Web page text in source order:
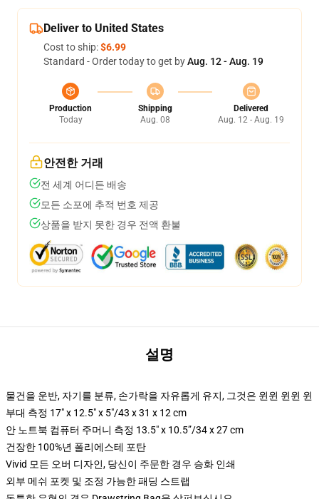
Deliver to United States
Cost to ship:$6.99
Standard - Order today to get byAug. 12 - Aug. 19
Production
Today
Shipping
Aug. 08
Delivered
Aug. 12 - Aug. 19
안전한 거래
전 세계 어디든 배송
모든 소포에 추적 번호 제공
상품을 받지 못한 경우 전액 환불
설명
물건을 운반, 자기를 분류, 손가락을 자유롭게 유지, 그것은 윈윈 윈윈 윈
부대 측정 17" x 12.5" x 5"/43 x 31 x 12 cm
안 노트북 컴퓨터 주머니 측정 13.5" x 10.5”/34 x 27 cm
건장한 100%년 폴리에스테 포탄
Vivid 모든 오버 디자인, 당신이 주문한 경우 승화 인쇄
외부 메쉬 포켓 및 조정 가능한 패딩 스트랩